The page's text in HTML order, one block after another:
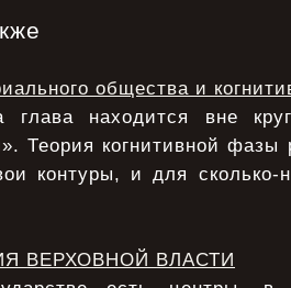
общества и
глава находится вне
Теория когнитивной
контуры, и для сколько-
ВЕРХОВНОЙ ВЛАСТИ